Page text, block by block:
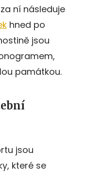
ní následuje
hned po
jsou
památkou.
jsou
které se